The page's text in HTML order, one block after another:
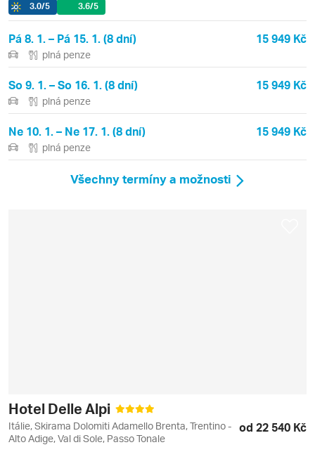
3.0/5 3.6/5
Pá 8. 1. – Pá 15. 1. (8 dní) 15 949 Kč
plná penze
So 9. 1. – So 16. 1. (8 dní) 15 949 Kč
plná penze
Ne 10. 1. – Ne 17. 1. (8 dní) 15 949 Kč
plná penze
Všechny termíny a možnosti
Hotel Delle Alpi
Itálie, Skirama Dolomiti Adamello Brenta, Trentino -
Alto Adige, Val di Sole, Passo Tonale
od 22 540 Kč